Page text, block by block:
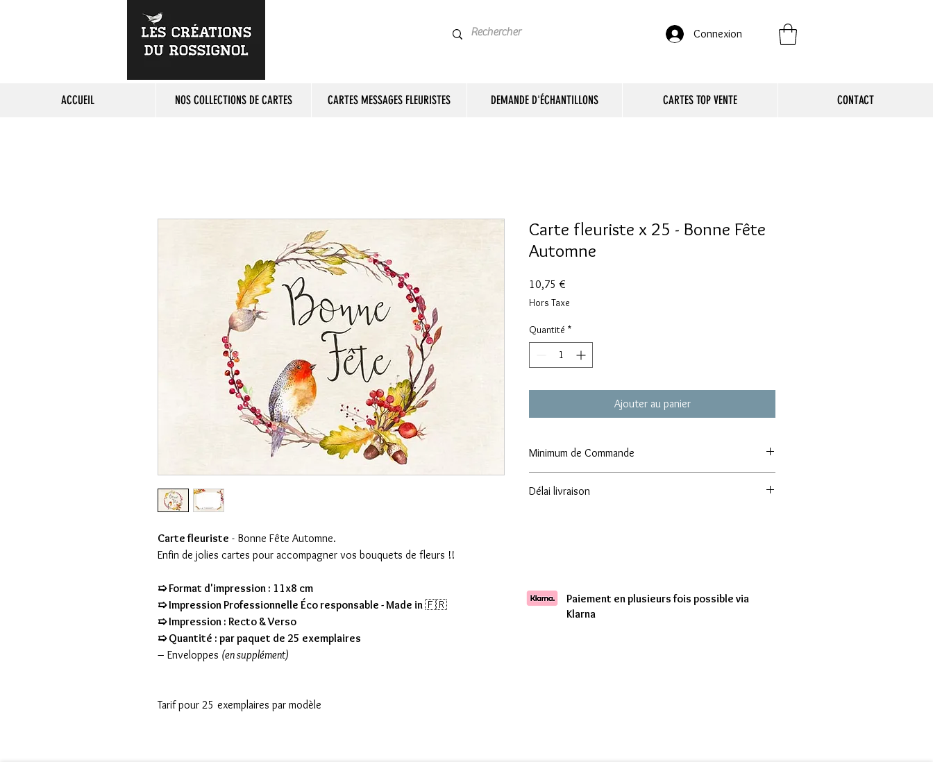
Connexion
ACCUEIL NOS COLLECTIONS DE CARTES CARTES MESSAGES FLEURISTES DEMANDE D'ÉCHANTILLONS CARTES TOP VENTE CONTACT
Carte fleuriste - Bonne Fête Automne.
Enfin de jolies cartes pour accompagner vos bouquets de fleurs !!
➯ Format d'impression : 11x8 cm
➯ Impression Professionnelle Éco responsable - Made in🇫🇷
➯ Impression : Recto & Verso
➯ Quantité : par paquet de 25 exemplaires
– Enveloppes (en supplément)
Tarif pour 25 exemplaires par modèle
Carte fleuriste x 25 - Bonne Fête
Automne
10,75 €
Hors Taxe
Quantité *
Ajouter au panier
Minimum de Commande
Délai livraison
Paiement en plusieurs fois possible via
Klarna